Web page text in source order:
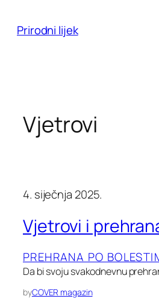
Prirodni lijek
Vjetrovi
4. siječnja 2025.
Vjetrovi i
PREHRANA PO
Da bi svoju svakodnevnu
byCOVER magazin